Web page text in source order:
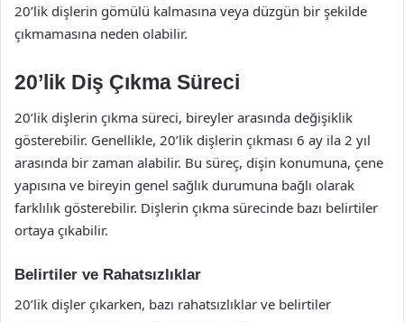
20’lik dişlerin gömülü kalmasına veya düzgün bir şekilde
çıkmamasına neden olabilir.
20’lik Diş Çıkma Süreci
20’lik dişlerin çıkma süreci, bireyler arasında değişiklik
gösterebilir. Genellikle, 20’lik dişlerin çıkması 6 ay ila 2 yıl
arasında bir zaman alabilir. Bu süreç, dişin konumuna, çene
yapısına ve bireyin genel sağlık durumuna bağlı olarak
farklılık gösterebilir. Dişlerin çıkma sürecinde bazı belirtiler
ortaya çıkabilir.
Belirtiler ve Rahatsızlıklar
20’lik dişler çıkarken, bazı rahatsızlıklar ve belirtiler